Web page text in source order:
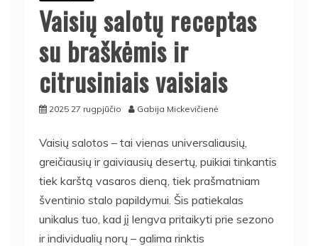
Vaisių salotų receptas
su braškėmis ir
citrusiniais vaisiais
2025 27 rugpjūčio Gabija Mickevičienė
Vaisių salotos – tai vienas universaliausių,
greičiausių ir gaiviausių desertų, puikiai tinkantis
tiek karštą vasaros dieną, tiek prašmatniam
šventinio stalo papildymui. Šis patiekalas
unikalus tuo, kad jį lengva pritaikyti prie sezono
ir individualių norų – galima rinktis